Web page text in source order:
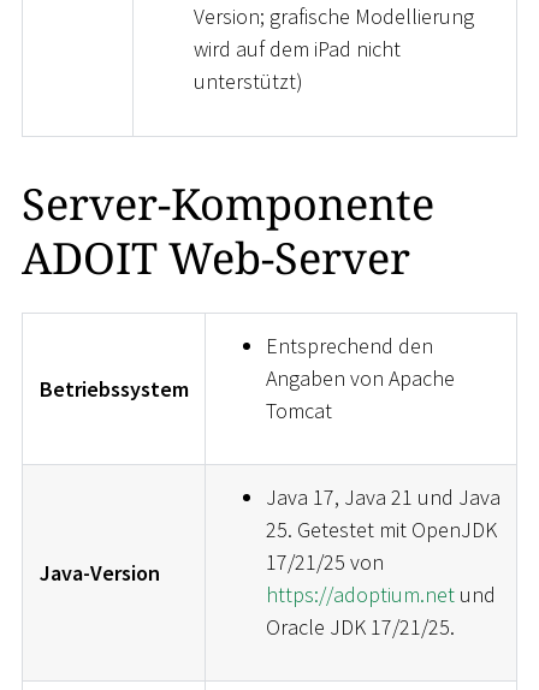
Version; grafische Modellierung
wird auf dem iPad nicht
unterstützt)
Server-Komponente
ADOIT Web-Server
Betriebssystem
Entsprechend den
Angaben von Apache
Tomcat
Java-Version
Java 17, Java 21 und Java
25. Getestet mit OpenJDK
17/21/25 von
https://adoptium.netund
Oracle JDK 17/21/25.